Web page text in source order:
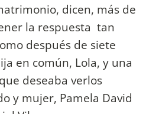
dicen, más de
la respuesta tan
después de siete
en común, Lola, y una
deseaba verlos
y mujer, Pamela David